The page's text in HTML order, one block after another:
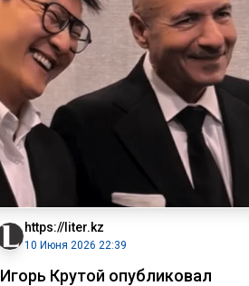
https://liter.kz
10 Июня 2026 22:39
Игорь Крутой опубликовал